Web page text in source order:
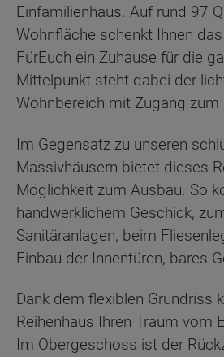
Einfamilienhaus. Auf rund 97
Wohnfläche schenkt Ihnen
FürEuch ein Zuhause für die
Mittelpunkt steht dabei der
Wohnbereich mit Zugang zum
Im Gegensatz zu unseren
Massivhäusern bietet dieses
Möglichkeit zum Ausbau. So
handwerklichem Geschick,
Sanitäranlagen, beim
Einbau der Innentüren, bares
Dank dem flexiblen Grundriss
Reihenhaus Ihren Traum vom
Im Obergeschoss ist der